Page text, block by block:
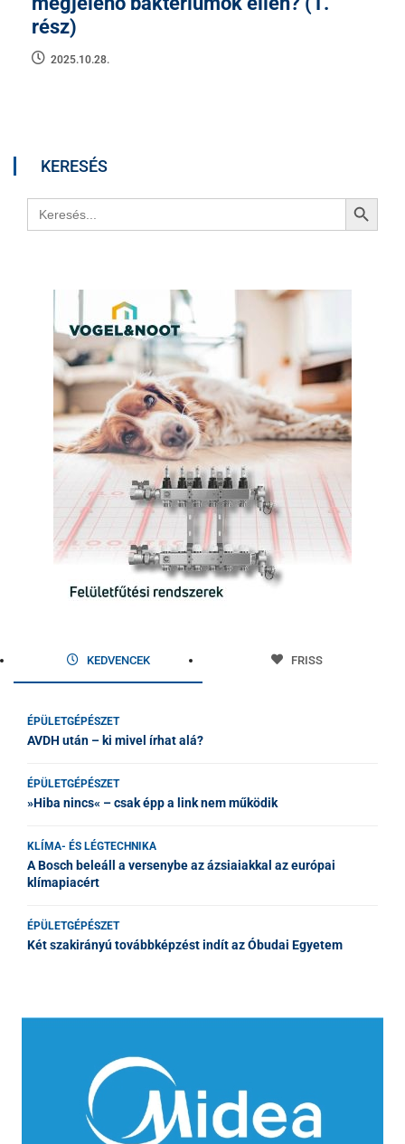
rész)
2025.10.28.
KERESÉS
Search
for:
Search Button
KEDVENCEK FRISS
ÉPÜLETGÉPÉSZET
AVDH után – ki mivel írhat alá?
ÉPÜLETGÉPÉSZET
»Hiba nincs« – csak épp a link nem működik
KLÍMA- ÉS LÉGTECHNIKA
A Bosch beleáll a versenybe az ázsiaiakkal az európai
klímapiacért
ÉPÜLETGÉPÉSZET
Két szakirányú továbbképzést indít az Óbudai Egyetem